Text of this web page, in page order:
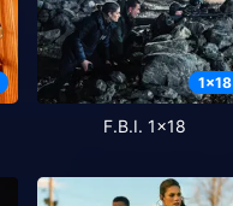
1x18
F.B.I. 1x18